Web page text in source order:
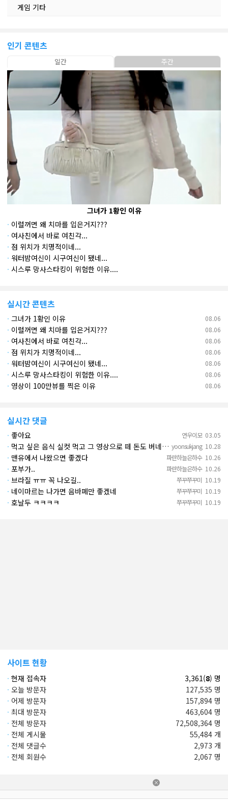
×
게임 기타
인기 콘텐츠
일간 주간
그녀가 1황인 이유
· 이럴꺼면 왜 치마를 입은거지???
· 여사친에서 바로 여친각...
· 점 위치가 치명적이네...
· 워터밤여신이 시구여신이 됐네...
· 시스루 망사스타킹이 위험한 이유....
실시간 콘텐츠
08.06
· 그녀가 1황인 이유
08.06
· 이럴꺼면 왜 치마를 입은거지???
08.06
· 여사친에서 바로 여친각...
08.06
· 점 위치가 치명적이네...
08.06
· 워터밤여신이 시구여신이 됐네...
08.06
· 시스루 망사스타킹이 위험한 이유....
08.06
· 영상이 100만뷰를 찍은 이유
실시간 댓글
연우이모 03.05
· 좋아요
yoonsukjang 10.28
· 먹고 싶은 음식 실컷 먹고 그 영상으로 떼 돈도 버네 ㄷㄷ. 하고 싶은 것만 하고 부자되네.
파란하늘은하수 10.26
· 맨유에서 나왔으면 좋겠다
파란하늘은하수 10.26
· 포부가..
쭈꾸쭈꾸미 10.19
· 브라질 ㅠㅠ 꼭 나오길..
쭈꾸쭈꾸미 10.19
· 네이마르는 나가면 음바페만 좋겠네
쭈꾸쭈꾸미 10.19
· 호날두 ㅋㅋㅋㅋ
사이트 현황
· 현재 접속자 3,361(8) 명
· 오늘 방문자
127,535 명
· 어제 방문자
157,894 명
· 최대 방문자
463,604 명
· 전체 방문자
72,508,364 명
· 전체 게시물
55,484 개
· 전체 댓글수
2,973 개
· 전체 회원수 2,067 명